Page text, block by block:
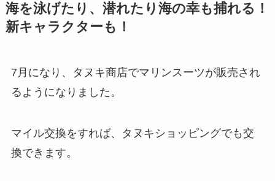
海を泳げたり、潜れたり海の幸も捕れる！
新キャラクターも！
7月になり、タヌキ商店でマリンスーツが販売され
るようになりました。
マイル交換をすれば、タヌキショッピングでも交
換できます。